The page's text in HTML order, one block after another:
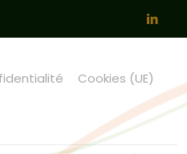
Cookies (UE)